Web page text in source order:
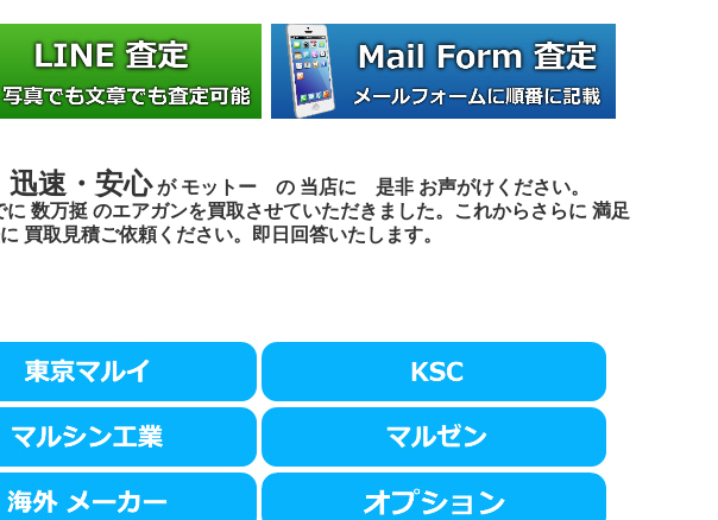
迅速・安心が モットー の 当店に 是非 お声がけください。
数万挺 のエアガンを買取させていただきました。これからさらに 満足
買取見積ご依頼ください。即日回答いたします。